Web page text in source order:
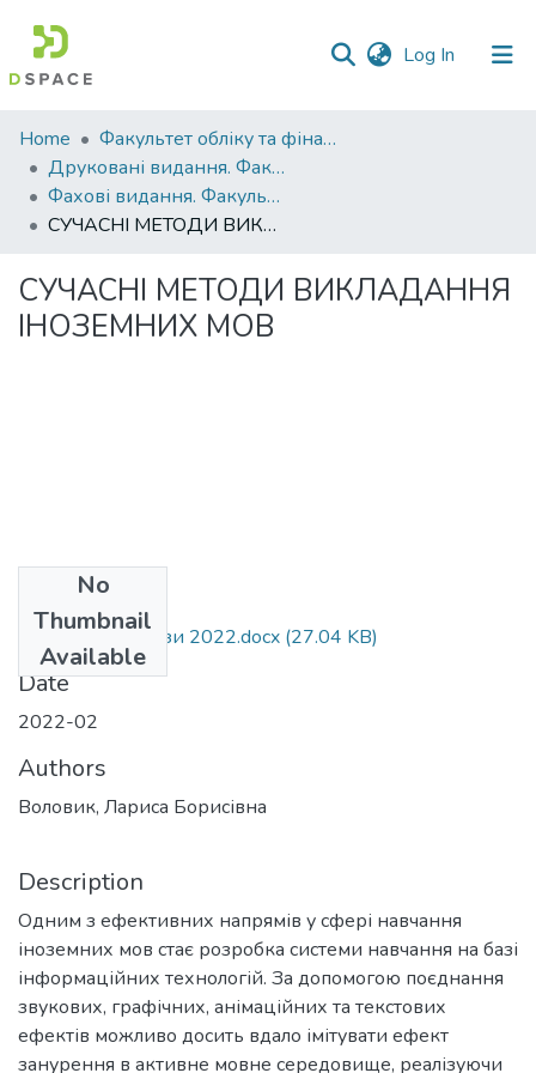
Log In (current)
Communities
&
Collections
Statistics
Home
Факультет обліку та фінансів
Друковані видання. Факультет обліку та фінансів
Фахові видання. Факультет обліку та фінансів
СУЧАСНІ МЕТОДИ ВИКЛАДАННЯ ІНОЗЕМНИХ МОВ
СУЧАСНІ МЕТОДИ ВИКЛАДАННЯ
ІНОЗЕМНИХ МОВ
No
Thumbnail
Available
Воловик Л. Б. тези 2022.docx (27.04 KB)
Date
2022-02
Authors
Воловик, Лариса Борисівна
Description
Одним з ефективних напрямів у сфері навчання
іноземних мов стає розробка системи навчання на базі
інформаційних технологій. За допомогою поєднання
звукових, графічних, анімаційних та текстових
ефектів можливо досить вдало імітувати ефект
занурення в активне мовне середовище, реалізуючи